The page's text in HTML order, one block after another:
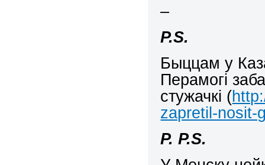
–
P.S.
Быццам у
Перамогі
стужачкі (
zapretil-nosit-
P.P.S.